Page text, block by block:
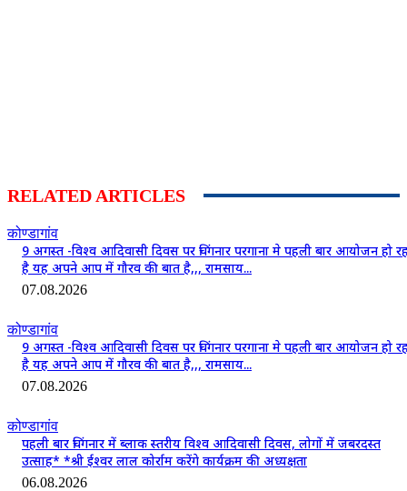
RELATED ARTICLES
कोण्डागांव
9 अगस्त -विश्व आदिवासी दिवस पर चिंगनार परगाना मे पहली बार आयोजन हो
है यह अपने आप में गौरव की बात है,,, रामसाय...
07.08.2026
कोण्डागांव
9 अगस्त -विश्व आदिवासी दिवस पर चिंगनार परगाना मे पहली बार आयोजन हो
है यह अपने आप में गौरव की बात है,,, रामसाय...
07.08.2026
कोण्डागांव
पहली बार चिंगनार में ब्लाक स्तरीय विश्व आदिवासी दिवस, लोगों में जबरदस्त
उत्साह* *श्री ईश्वर लाल कोर्राम करेंगे कार्यक्रम की अध्यक्षता
06.08.2026